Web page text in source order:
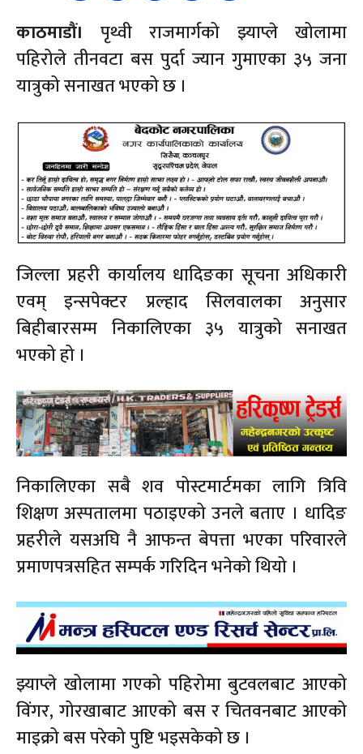
काठमाडौं। पृथ्वी राजमार्गको झ्याप्ले खोलामा
पहिरोले तीनवटा बस पुर्दा ज्यान गुमाएका ३५ जना
यात्रुको सनाखत भएको छ ।
जिल्ला प्रहरी कार्यालय धादिङका सूचना अधिकारी
एवम् इन्सपेक्टर प्रल्हाद सिलवालका अनुसार
बिहीबारसम्म निकालिएका ३५ यात्रुको सनाखत
भएको हो ।
निकालिएका सबै शव पोस्टमार्टमका लागि त्रिवि
शिक्षण अस्पतालमा पठाइएको उनले बताए । धादिङ
प्रहरीले यसअघि नै आफन्त बेपत्ता भएका परिवारले
प्रमाणपत्रसहित सम्पर्क गरिदिन भनेको थियो ।
झ्याप्ले खोलामा गएको पहिरोमा बुटवलबाट आएको
विंगर, गोरखाबाट आएको बस र चितवनबाट आएको
माइक्रो बस परेको पुष्टि भइसकेको छ ।